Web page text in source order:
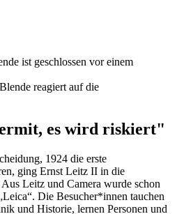
reagiert auf die
es wird riskiert"
1924 die erste
ging Ernst Leitz II in die
Leitz und Camera wurde schon
Die Besucher*innen tauchen
und Historie, lernen Personen und